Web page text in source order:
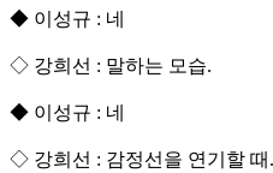
◆ 이성규 : 네
◇ 강희선 : 말하는 모습.
◆ 이성규 : 네
◇ 강희선 : 감정선을 연기할 때